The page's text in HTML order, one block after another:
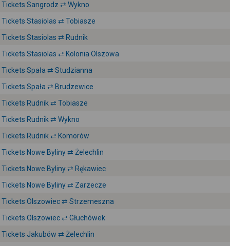
Tickets Sangrodz ⇄ Wykno
Tickets Stasiolas ⇄ Tobiasze
Tickets Stasiolas ⇄ Rudnik
Tickets Stasiolas ⇄ Kolonia Olszowa
Tickets Spała ⇄ Studzianna
Tickets Spała ⇄ Brudzewice
Tickets Rudnik ⇄ Tobiasze
Tickets Rudnik ⇄ Wykno
Tickets Rudnik ⇄ Komorów
Tickets Nowe Byliny ⇄ Żelechlin
Tickets Nowe Byliny ⇄ Rękawiec
Tickets Nowe Byliny ⇄ Zarzecze
Tickets Olszowiec ⇄ Strzemeszna
Tickets Olszowiec ⇄ Głuchówek
Tickets Jakubów ⇄ Żelechlin